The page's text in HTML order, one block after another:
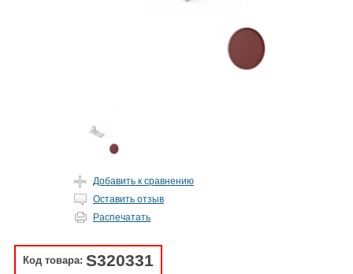
Добавить к сравнению
Оставить отзыв
Распечатать
Код товара: S320331